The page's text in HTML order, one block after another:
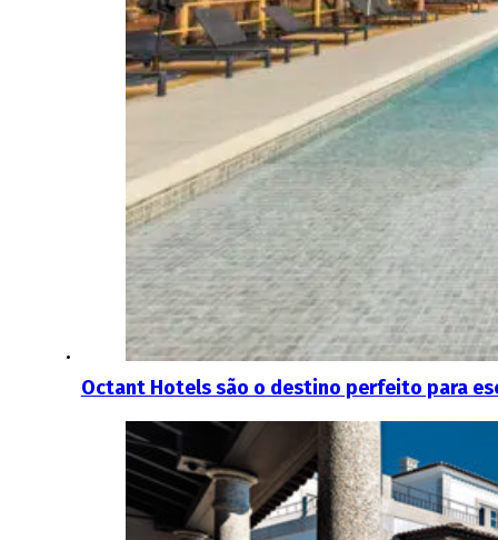
Octant Hotels são o destino perfeito para